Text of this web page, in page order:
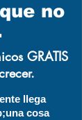
no
GRATIS
llega
cosa